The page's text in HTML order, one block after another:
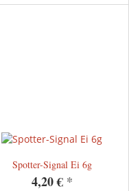
Spotter-Signal Ei 6g
4,20 € *